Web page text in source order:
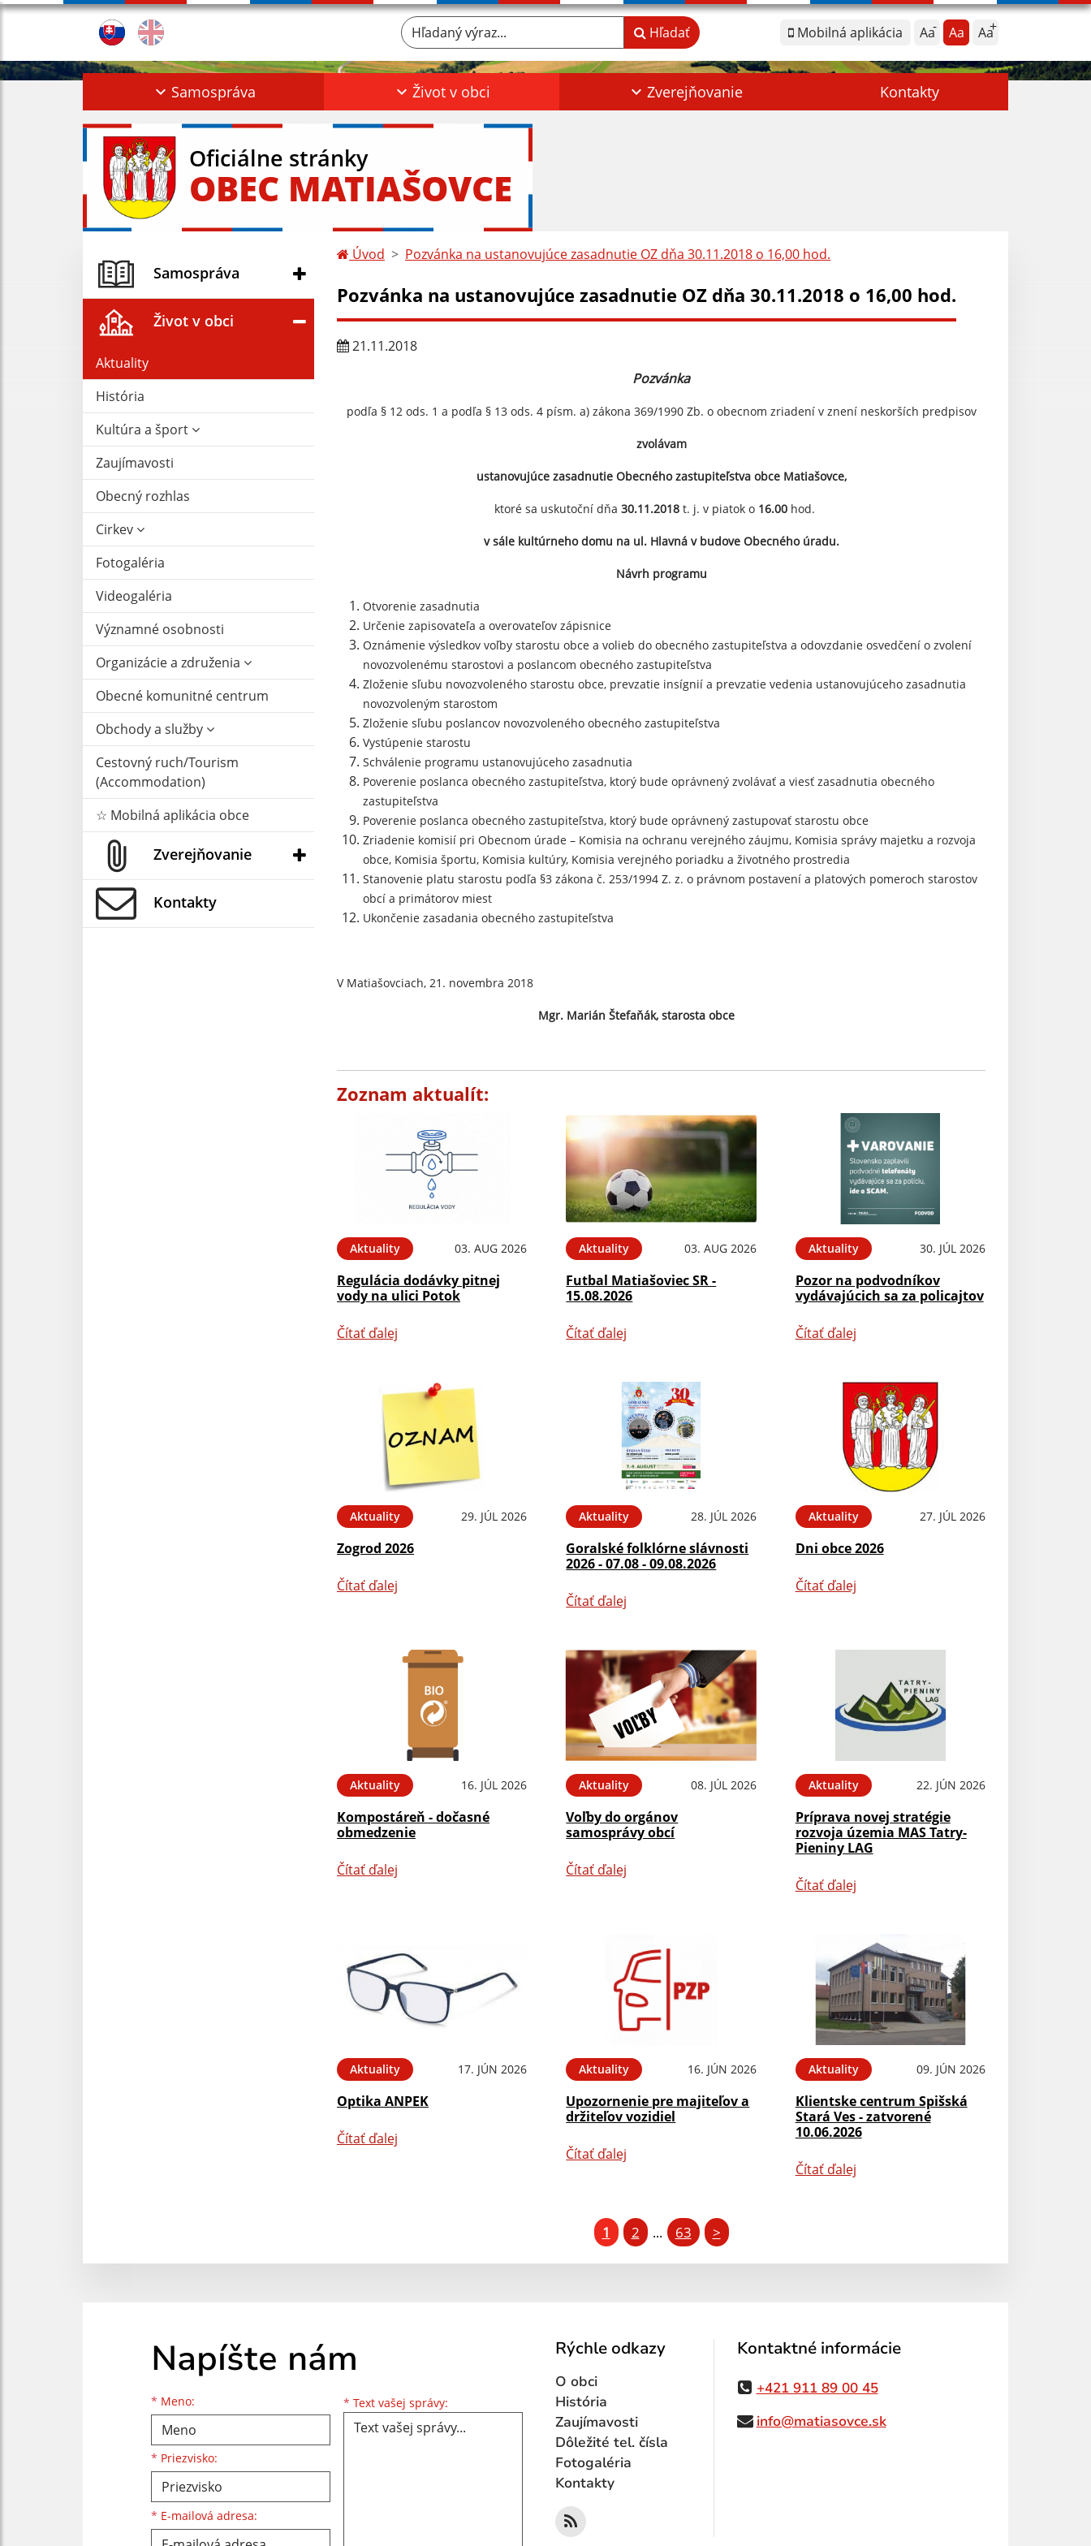
Mobilná aplikácia Aa Aa Aa
Hľadaný výraz... Hľadať
Samospráva Život v obci Zverejňovanie Kontakty
Oficiálne stránky
OBEC MATIAŠOVCE
Samospráva
Život v obci
Aktuality
História
Kultúra a šport
Zaujímavosti
Obecný rozhlas
Cirkev
Fotogaléria
Videogaléria
Významné osobnosti
Organizácie a združenia
Obecné komunitné centrum
Obchody a služby
Cestovný ruch/Tourism
(Accommodation)
☆ Mobilná aplikácia obce
Zverejňovanie
Kontakty
Úvod Pozvánka na ustanovujúce zasadnutie OZ dňa 30.11.2018 o 16,00 hod.
Pozvánka na ustanovujúce zasadnutie OZ dňa 30.11.2018 o 16,00 hod.
21.11.2018
Pozvánka
podľa § 12 ods. 1 a podľa § 13 ods. 4 písm. a) zákona 369/1990 Zb. o obecnom zriadení v znení neskorších predpisov
zvolávam
ustanovujúce zasadnutie Obecného zastupiteľstva obce Matiašovce,
ktoré sa uskutoční dňa 30.11.2018 t. j. v piatok o 16.00 hod.
v sále kultúrneho domu na ul. Hlavná v budove Obecného úradu.
Návrh programu
Otvorenie zasadnutia
Určenie zapisovateľa a overovateľov zápisnice
Oznámenie výsledkov voľby starostu obce a volieb do obecného zastupiteľstva a odovzdanie osvedčení o zvolení
novozvolenému starostovi a poslancom obecného zastupiteľstva
Zloženie sľubu novozvoleného starostu obce, prevzatie insígnií a prevzatie vedenia ustanovujúceho zasadnutia
novozvoleným starostom
Zloženie sľubu poslancov novozvoleného obecného zastupiteľstva
Vystúpenie starostu
Schválenie programu ustanovujúceho zasadnutia
Poverenie poslanca obecného zastupiteľstva, ktorý bude oprávnený zvolávať a viesť zasadnutia obecného
zastupiteľstva
Poverenie poslanca obecného zastupiteľstva, ktorý bude oprávnený zastupovať starostu obce
Zriadenie komisií pri Obecnom úrade – Komisia na ochranu verejného záujmu, Komisia správy majetku a rozvoja
obce, Komisia športu, Komisia kultúry, Komisia verejného poriadku a životného prostredia
Stanovenie platu starostu podľa §3 zákona č. 253/1994 Z. z. o právnom postavení a platových pomeroch starostov
obcí a primátorov miest
Ukončenie zasadania obecného zastupiteľstva
V Matiašovciach, 21. novembra 2018
Mgr. Marián Štefaňák, starosta obce
Zoznam aktualít:
Aktuality 03. AUG 2026
Regulácia dodávky pitnej
vody na ulici Potok
Čítať ďalej
Aktuality 03. AUG 2026
Futbal Matiašoviec SR -
15.08.2026
Čítať ďalej
Aktuality 30. JÚL 2026
Pozor na podvodníkov
vydávajúcich sa za policajtov
Čítať ďalej
Aktuality 29. JÚL 2026
Zogrod 2026
Čítať ďalej
Aktuality 28. JÚL 2026
Goralské folklórne slávnosti
2026 - 07.08 - 09.08.2026
Čítať ďalej
Aktuality 27. JÚL 2026
Dni obce 2026
Čítať ďalej
Aktuality 16. JÚL 2026
Kompostáreň - dočasné
obmedzenie
Čítať ďalej
Aktuality 08. JÚL 2026
Voľby do orgánov
samosprávy obcí
Čítať ďalej
Aktuality 22. JÚN 2026
Príprava novej stratégie
rozvoja územia MAS Tatry-
Pieniny LAG
Čítať ďalej
Aktuality 17. JÚN 2026
Optika ANPEK
Čítať ďalej
Aktuality 16. JÚN 2026
Upozornenie pre majiteľov a
držiteľov vozidiel
Čítať ďalej
Aktuality 09. JÚN 2026
Klientske centrum Spišská
Stará Ves - zatvorené
10.06.2026
Čítať ďalej
1 2 ... 63 >
Napíšte nám
* Meno:
Meno
* Priezvisko:
Priezvisko
* E-mailová adresa:
E-mailová adresa * Text vašej správy: Text vašej správy...
Rýchle odkazy
O obci
História
Zaujímavosti
Dôležité tel. čísla
Fotogaléria
Kontakty
Kontaktné informácie
+421 911 89 00 45
info@matiasovce.sk